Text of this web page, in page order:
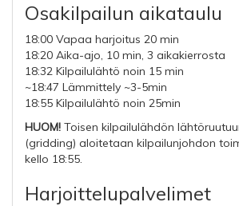
Osakilpailun aikataulu
18:00 Vapaa harjoitus 20 min
18:20 Aika-ajo, 10 min, 3 aikakierrosta
18:32 Kilpailulähtö noin 15 min
~18:47 Lämmittely ~3-5min
18:55 Kilpailulähtö noin 25min
HUOM! Toisen kilpailulähdön
(gridding) aloitetaan kilpailunjohdon
kello 18:55.
Harjoittelupalvelimet